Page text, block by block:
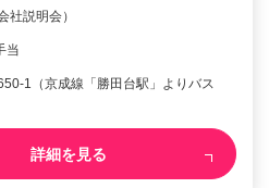
社説明会）
当
1（京成線「勝田台駅」よりバス
詳細を見る